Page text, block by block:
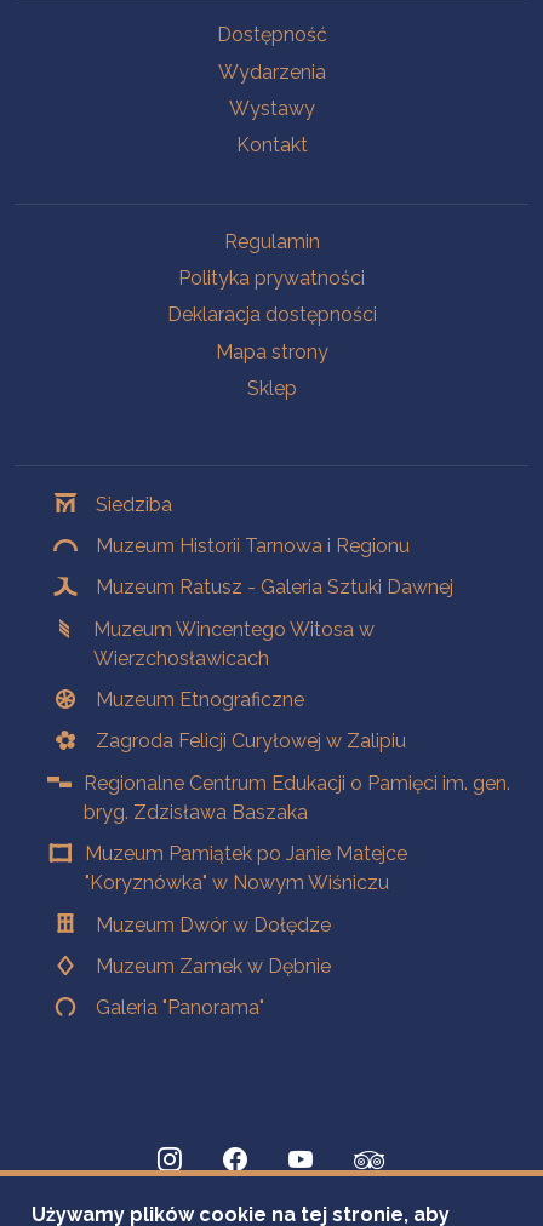
Dostępność
Wydarzenia
Wystawy
Kontakt
Regulamin
Polityka prywatności
Deklaracja dostępności
Mapa strony
Sklep
Siedziba
Muzeum Historii Tarnowa i Regionu
Muzeum Ratusz - Galeria Sztuki Dawnej
Muzeum Wincentego Witosa w
Wierzchosławicach
Muzeum Etnograficzne
Zagroda Felicji Curyłowej w Zalipiu
Regionalne Centrum Edukacji o Pamięci im. gen.
bryg. Zdzisława Baszaka
Muzeum Pamiątek po Janie Matejce
"Koryznówka" w Nowym Wiśniczu
Muzeum Dwór w Dołędze
Muzeum Zamek w Dębnie
Galeria "Panorama"
Używamy plików cookie na tej stronie, aby